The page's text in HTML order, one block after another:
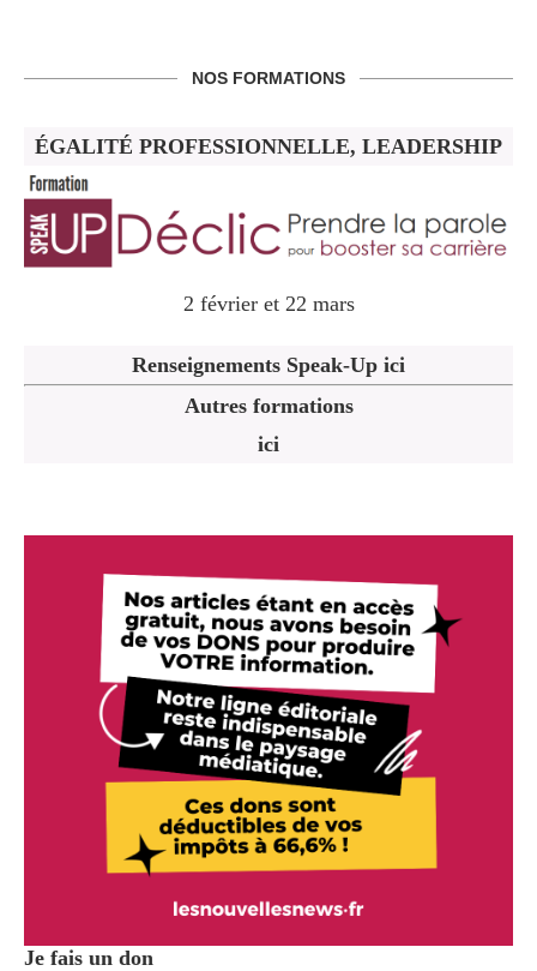
NOS FORMATIONS
ÉGALITÉ PROFESSIONNELLE, LEADERSHIP
2 février et 22 mars
Renseignements Speak-Up ici
Autres formations
ici
Je fais un don